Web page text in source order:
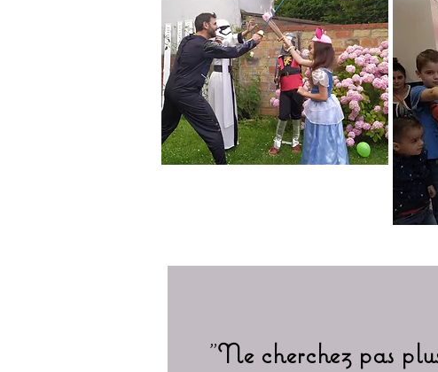
"Ne cherchez pas